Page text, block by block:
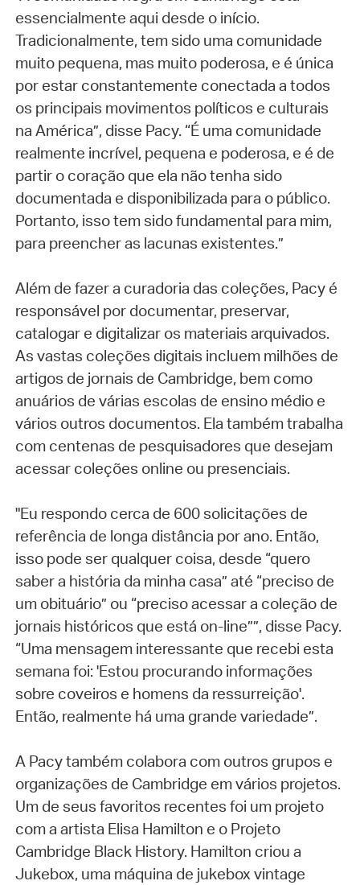
essencialmente aqui desde o início.
Tradicionalmente, tem sido uma comunidade
muito pequena, mas muito poderosa, e é única
por estar constantemente conectada a todos
os principais movimentos políticos e culturais
na América”, disse Pacy. “É uma comunidade
realmente incrível, pequena e poderosa, e é de
partir o coração que ela não tenha sido
documentada e disponibilizada para o público.
Portanto, isso tem sido fundamental para mim,
para preencher as lacunas existentes.”
Além de fazer a curadoria das coleções, Pacy é
responsável por documentar, preservar,
catalogar e digitalizar os materiais arquivados.
As vastas coleções digitais incluem milhões de
artigos de jornais de Cambridge, bem como
anuários de várias escolas de ensino médio e
vários outros documentos. Ela também trabalha
com centenas de pesquisadores que desejam
acessar coleções online ou presenciais.
"Eu respondo cerca de 600 solicitações de
referência de longa distância por ano. Então,
isso pode ser qualquer coisa, desde “quero
saber a história da minha casa” até “preciso de
um obituário” ou “preciso acessar a coleção de
jornais históricos que está on-line””, disse Pacy.
“Uma mensagem interessante que recebi esta
semana foi: 'Estou procurando informações
sobre coveiros e homens da ressurreição'.
Então, realmente há uma grande variedade”.
A Pacy também colabora com outros grupos e
organizações de Cambridge em vários projetos.
Um de seus favoritos recentes foi um projeto
com a artista Elisa Hamilton e o Projeto
Cambridge Black History. Hamilton criou a
Jukebox, uma máquina de jukebox vintage